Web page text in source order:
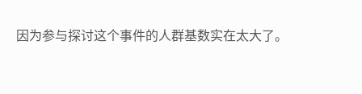
因为参与探讨这个事件的人群基数实在太大了。